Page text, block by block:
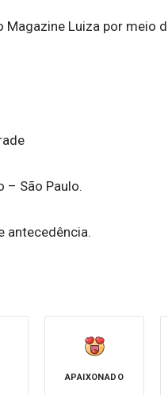
Luiza por meio
– São Paulo.
antecedência.
APAIXONADO